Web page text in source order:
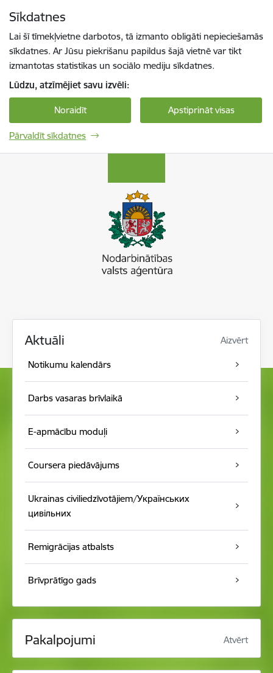
Sīkdatnes
Lai šī tīmekļvietne darbotos, tā izmanto obligāti nepieciešamās
sīkdatnes. Ar Jūsu piekrišanu papildus šajā vietnē var tikt
izmantotas statistikas un sociālo mediju sīkdatnes.
Lūdzu, atzīmējiet savu izvēli:
Noraidīt Apstiprināt visas
Pārvaldīt sīkdatnes
Aktuāli Aizvērt
Notikumu kalendār s
Darbs vasaras brīvlaikā
E-apmācību moduļi
Coursera piedāvājums
Ukrainas civiliedzīvotājiem/Українських
цивільних
Remigrācijas atbalsts
Brīvprātīgo gads
Pakalpojumi Atvērt